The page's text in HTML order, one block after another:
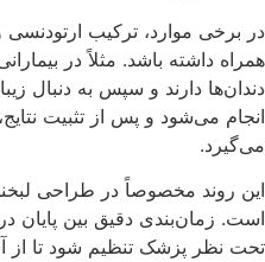
در برخی موارد، ترکیب ارتودنسی
همراه داشته باشد. مثلاً در
دندان‌ها دارند و سپس به دنبال
انجام می‌شود و پس از تثبیت
می‌گیرد.
این روند مخصوصاً در طراحی
است. زمان‌بندی دقیق بین پایان
تحت نظر پزشک تنظیم شود تا